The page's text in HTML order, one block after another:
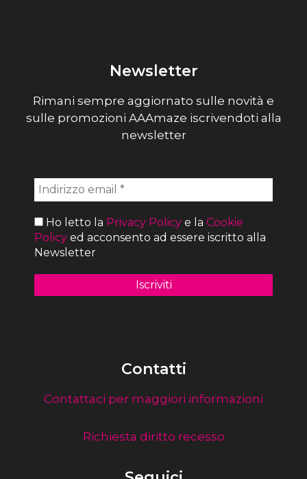
Newsletter
Rimani sempre aggiornato sulle novità e
sulle promozioni AAAmaze iscrivendoti alla
newsletter
Ho letto la Privacy Policy e la Cookie
Policy ed acconsento ad essere iscritto alla
Newsletter
Contatti
Contattaci per maggiori informazioni
Richiesta diritto recesso